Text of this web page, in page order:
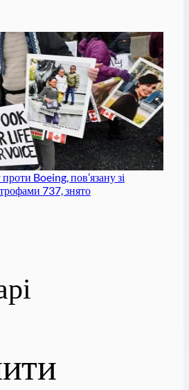
Boeing, пов’язану зі
737, знято